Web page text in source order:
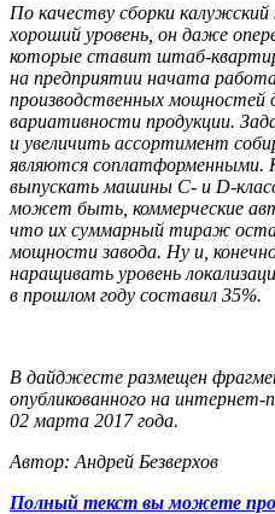
По качеству сборки калужский
хороший уровень, он даже
которые ставит штаб-
на предприятии начата
производственных мощностей
вариативности продукции.
и увеличить ассортимент
являются соплатформенными.
выпускать машины C- и D-
может быть, коммерческие
что их суммарный тираж
мощности завода. Ну и,
наращивать уровень
в прошлом году составил 35%.
В дайджесте размещен
опубликованного на
02 марта 2017 года.
Автор: Андрей Безверхов
Полный текст вы можете